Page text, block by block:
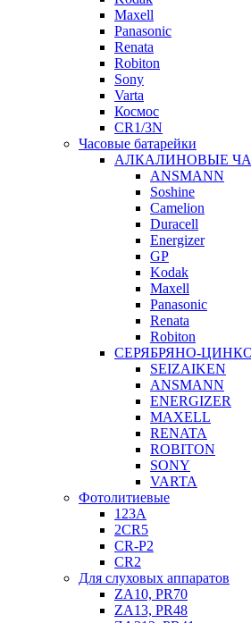
Maxell
Panasonic
Renata
Robiton
Sony
Varta
Космос
CR1/3N
Часовые батарейки
АЛКАЛИНОВЫЕ
ANSMANN
Soshine
Camelion
Duracell
Energizer
GP
Kodak
Maxell
Panasonic
Renata
Robiton
СЕРЯБРЯНО-
SEIZAIKEN
ANSMANN
ENERGIZER
MAXELL
RENATA
ROBITON
SONY
VARTA
Фотолитиевые
123A
2CR5
CR-P2
CR2
Для слуховых аппаратов
ZA10, PR70
ZA13, PR48